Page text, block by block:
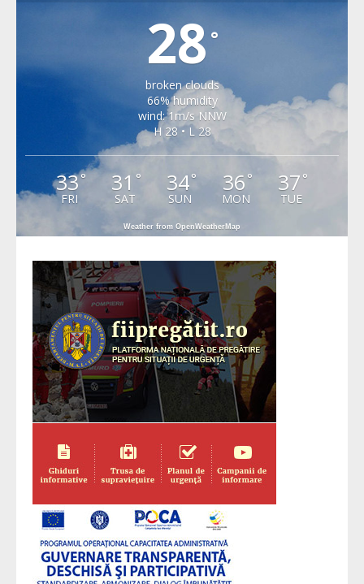
28 °
broken clouds
66% humidity
wind: 1m/s NNW
H 28 • L 28
33°
FRI
31 °
SAT
34°
SUN
36 °
MON
37 °
TUE
Weather from OpenWeatherMap